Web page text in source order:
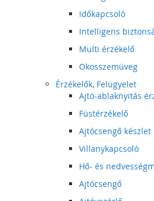
Időkapcsoló
Intelligens
Multi érzékelő
Okosszemüveg
Érzékelők, Felügyelet
Ajtó-ablaknyitás
Füstérzékelő
Ajtócsengő készlet
Villanykapcsoló
Hő- és
Ajtócsengő